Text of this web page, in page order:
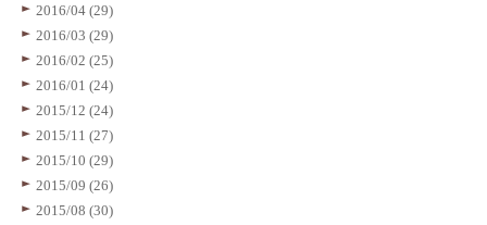
2016/04 (29)
2016/03 (29)
2016/02 (25)
2016/01 (24)
2015/12 (24)
2015/11 (27)
2015/10 (29)
2015/09 (26)
2015/08 (30)